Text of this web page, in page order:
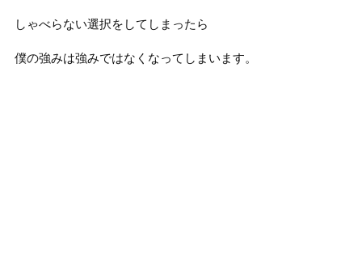
しゃべらない選択をしてしまったら
僕の強みは強みではなくなってしまいます。